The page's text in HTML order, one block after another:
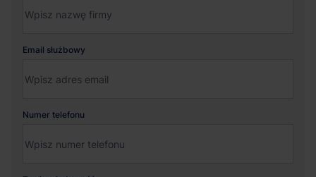
Email służbowy
Numer telefonu